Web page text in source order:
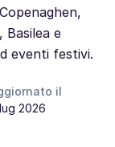
Basilea e
eventi festivi.
il
2026